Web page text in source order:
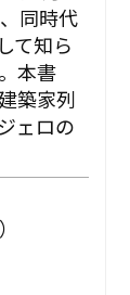
同時代
て知ら
本書
築家列
ェロの